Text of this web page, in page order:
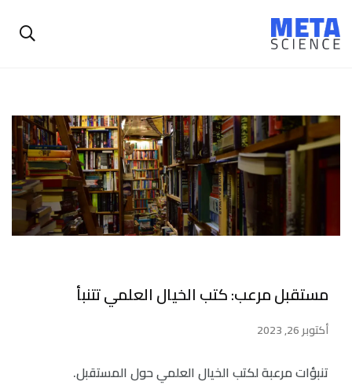
مستقبل مرعب: كتب الخيال العلمي تتنبأ
أكتوبر 26, 2023
تنبؤات مرعبة لكتب الخيال العلمي حول المستقبل.